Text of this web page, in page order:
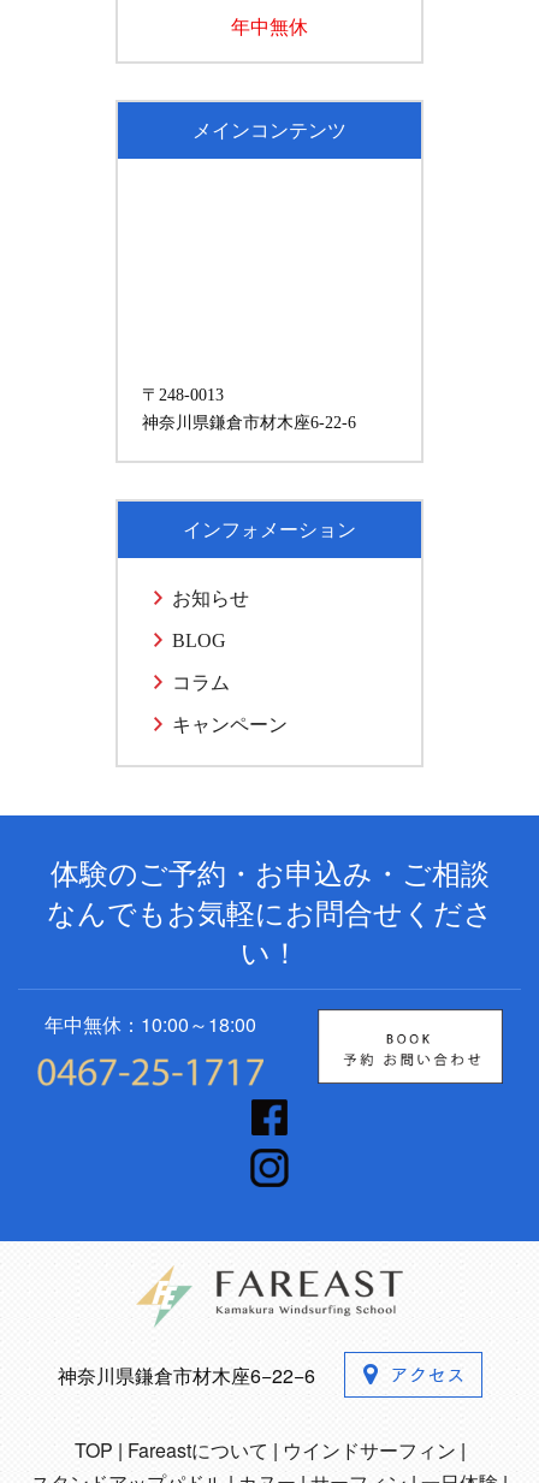
年中無休
メインコンテンツ
〒248-0013
神奈川県鎌倉市材木座6-22-6
インフォメーション
お知らせ
BLOG
コラム
キャンペーン
体験のご予約・お申込み・ご相談
なんでもお気軽にお問合せくださ
い！
年中無休：10:00～18:00
神奈川県鎌倉市材木座6−22−6
TOP Fareastについて
ウインドサーフィン